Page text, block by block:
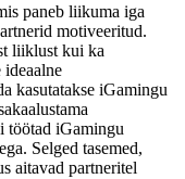
paneb liikuma iga
motiveeritud.
liiklust kui ka
kasutatakse iGamingu
töötad iGamingu
Selged tasemed,
aitavad partneritel